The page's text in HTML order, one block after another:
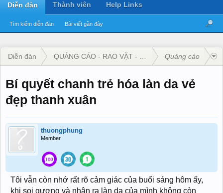
Diễn đàn
Tìm kiếm diễn đàn Bài viết gần đây
Thành viên Help Links
Diễn đàn QUẢNG CÁO - RAO VẶT - KINH DOANHQuảng cáo
Bí quyết chanh trẻ hóa làn da vẻ
đẹp thanh xuân
thuongphung
Member
Tôi vẫn còn nhớ rất rõ cảm giác của buổi sáng hôm ấy,
khi soi gương và nhận ra làn da của mình không còn